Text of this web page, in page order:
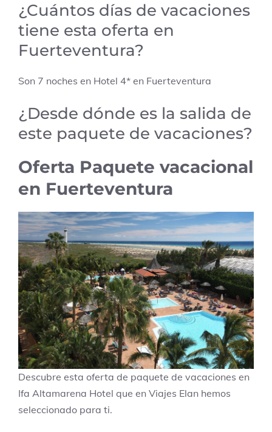
¿Cuántos días de vacaciones
tiene esta oferta en
Fuerteventura?
Son 7 noches en Hotel 4* en Fuerteventura
¿Desde dónde es la salida de
este paquete de vacaciones?
Oferta Paquete vacacional
en Fuerteventura
Descubre esta oferta de paquete de vacaciones en
Ifa Altamarena Hotel que en Viajes Elan hemos
seleccionado para ti.